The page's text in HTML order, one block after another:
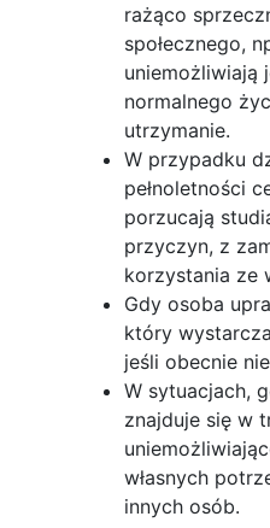
rażąco
społecznego,
uniemożliwiają
normalnego
utrzymanie.
W przypadku
pełnoletności
porzucają
przyczyn, z
korzystania ze
Gdy osoba
który
jeśli obecnie
W sytuacjach,
znajduje się w
własnych
innych osób.